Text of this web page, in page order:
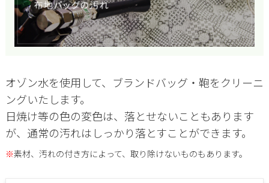
オゾン水を使用して、ブランドバッグ・鞄をクリーニ
ングいたします。
日焼け等の色の変色は、落とせないこともあります
が、通常の汚れはしっかり落とすことができます。
※素材、汚れの付き方によって、取り除けないものもあります。